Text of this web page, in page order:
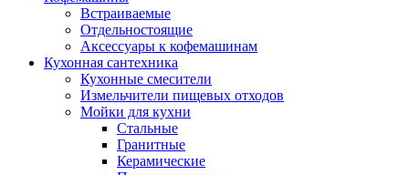
Встраиваемые
Отдельностоящие
Аксессуары к кофемашинам
Кухонная сантехника
Кухонные смесители
Измельчители пищевых отходов
Мойки для кухни
Стальные
Гранитные
Керамические